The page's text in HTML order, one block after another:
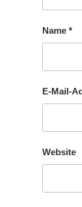
Name *
E-Mail-
Website